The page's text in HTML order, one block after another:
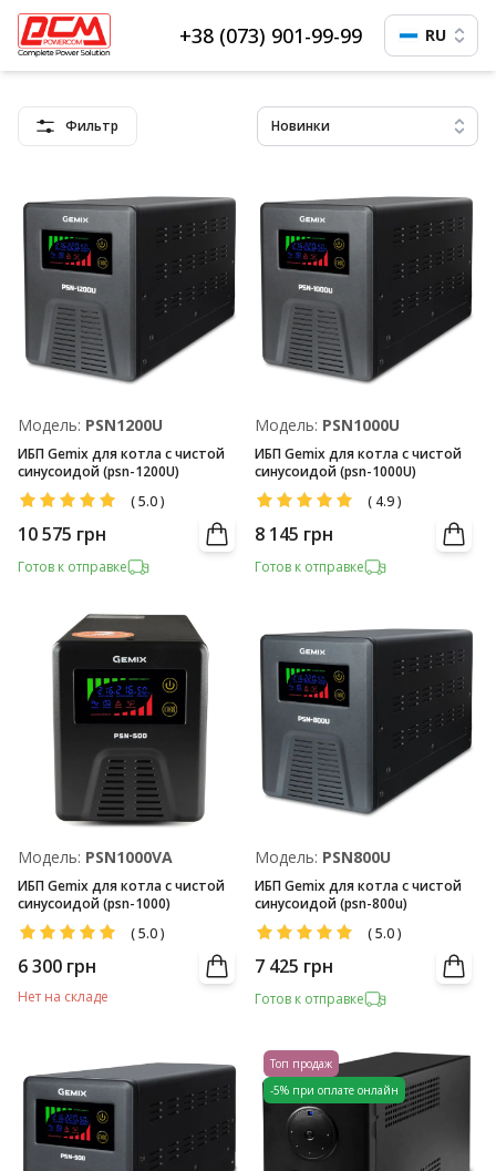
+38 (073) 901-99-99 RU
Фильтр Новинки
Модель: PSN1200U
ИБП Gemix для котла с чистой
синусоидой (psn-1200U)
(5.0)
10 575 грн
Готов к отправке
Модель: PSN1000U
ИБП Gemix для котла с чистой
синусоидой (psn-1000U)
( 4.9)
8 145 грн
Готов к отправке
Модель: PSN1000VA
ИБП Gemix для котла с чистой
синусоидой (psn-1000)
(5.0)
6 300 грн
Нет на складе
Модель: PSN800U
ИБП Gemix для котла с чистой
синусоидой (psn-800u)
(5.0)
7 425 грн
Готов к отправке
Топ продаж
-5% при оплате онлайн